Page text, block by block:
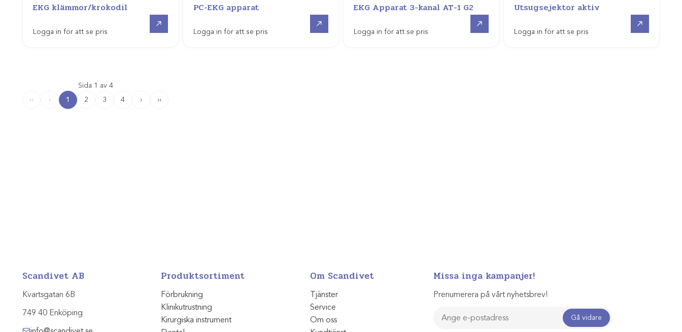
EKG klämmor/krokodil
Logga in för att se pris
PC-EKG apparat
Logga in för att se pris
EKG Apparat 3-kanal AT-1 G2
Logga in för att se pris
Utsugsejektor aktiv
Logga in för att se pris
Sida 1 av 4
‹‹
‹ 1 2 3 4 › ››
Scandivet AB
Kvartsgatan 6B
749 40 Enköping
Produktsortiment
Förbrukning
Klinikutrustning
Kirurgiska instrument
Om Scandivet
Tjänster
Service
Om oss
Missa inga kampanjer!
Prenumerera på vårt nyhetsbrev!
Gå vidare